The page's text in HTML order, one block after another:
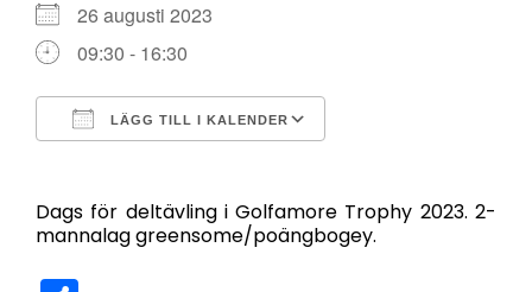
26 augusti 2023
09:30 - 16:30
LÄGG TILL I KALENDER
Dags för deltävling i Golfamore Trophy 2023. 2-
mannalag greensome/poängbogey.